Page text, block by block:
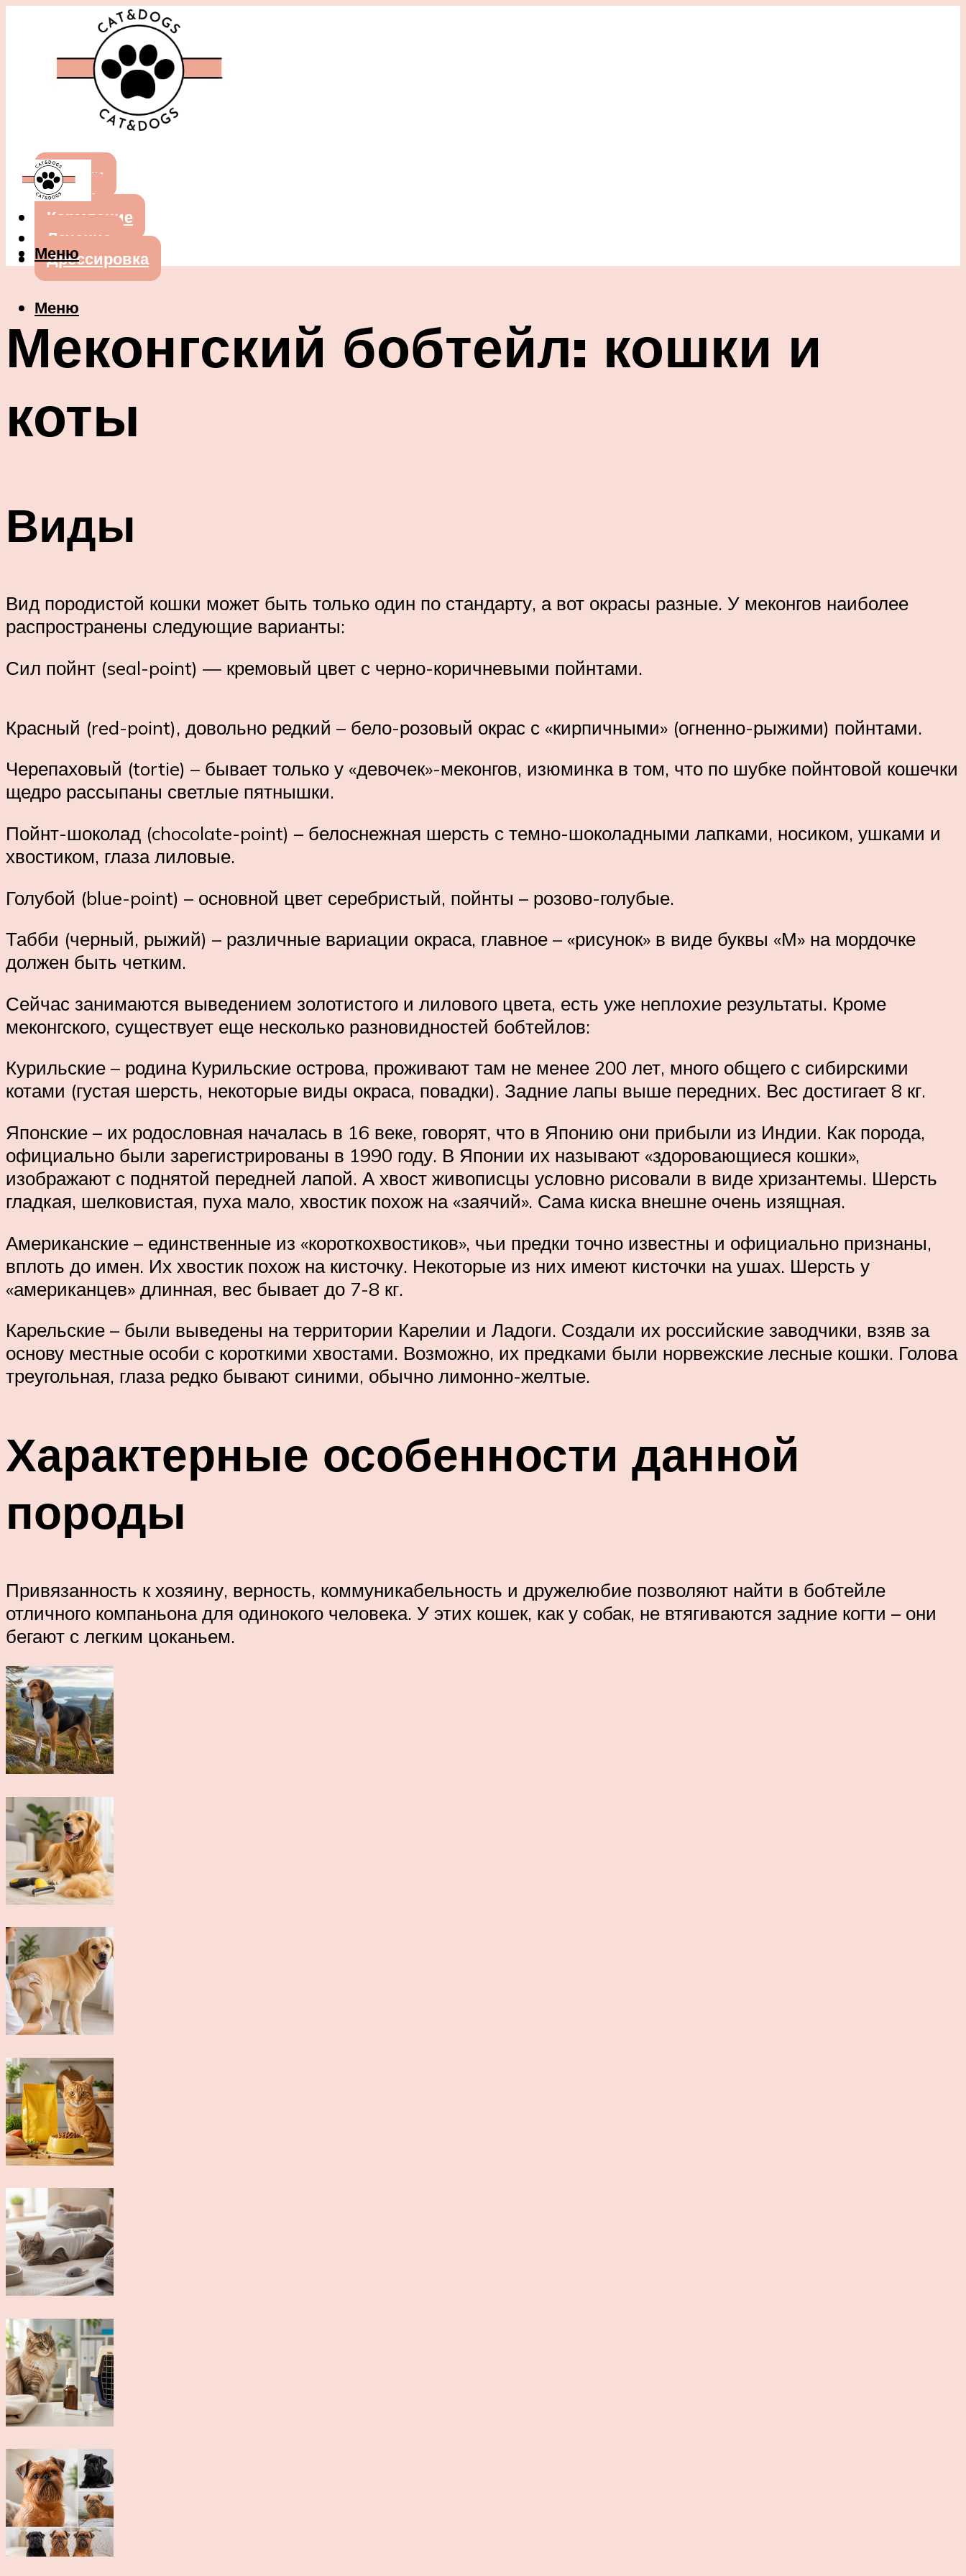
Собаки
Кошки
Кормление
Лечение
Дрессировка
Меню
Меню
Меконгский бобтейл: кошки и
коты
Виды
Вид породистой кошки может быть только один по стандарту, а вот окрасы разные. У меконгов наиболее
распространены следующие варианты:
Сил пойнт (seal-point) — кремовый цвет с черно-коричневыми пойнтами.
Красный (red-point), довольно редкий – бело-розовый окрас с «кирпичными» (огненно-рыжими) пойнтами.
Черепаховый (tortie) – бывает только у «девочек»-меконгов, изюминка в том, что по шубке пойнтовой кошечки
щедро рассыпаны светлые пятнышки.
Пойнт-шоколад (chocolate-point) – белоснежная шерсть с темно-шоколадными лапками, носиком, ушками и
хвостиком, глаза лиловые.
Голубой (blue-point) – основной цвет серебристый, пойнты – розово-голубые.
Табби (черный, рыжий) – различные вариации окраса, главное – «рисунок» в виде буквы «М» на мордочке
должен быть четким.
Сейчас занимаются выведением золотистого и лилового цвета, есть уже неплохие результаты. Кроме
меконгского, существует еще несколько разновидностей бобтейлов:
Курильские – родина Курильские острова, проживают там не менее 200 лет, много общего с сибирскими
котами (густая шерсть, некоторые виды окраса, повадки). Задние лапы выше передних. Вес достигает 8 кг.
Японские – их родословная началась в 16 веке, говорят, что в Японию они прибыли из Индии. Как порода,
официально были зарегистрированы в 1990 году. В Японии их называют «здоровающиеся кошки»,
изображают с поднятой передней лапой. А хвост живописцы условно рисовали в виде хризантемы. Шерсть
гладкая, шелковистая, пуха мало, хвостик похож на «заячий». Сама киска внешне очень изящная.
Американские – единственные из «короткохвостиков», чьи предки точно известны и официально признаны,
вплоть до имен. Их хвостик похож на кисточку. Некоторые из них имеют кисточки на ушах. Шерсть у
«американцев» длинная, вес бывает до 7-8 кг.
Карельские – были выведены на территории Карелии и Ладоги. Создали их российские заводчики, взяв за
основу местные особи с короткими хвостами. Возможно, их предками были норвежские лесные кошки. Голова
треугольная, глаза редко бывают синими, обычно лимонно-желтые.
Характерные особенности данной
породы
Привязанность к хозяину, верность, коммуникабельность и дружелюбие позволяют найти в бобтейле
отличного компаньона для одинокого человека. У этих кошек, как у собак, не втягиваются задние когти – они
бегают с легким цоканьем.